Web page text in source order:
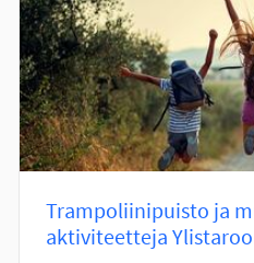
Trampoliinipuisto ja
aktiviteetteja